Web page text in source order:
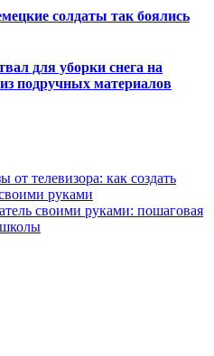
солдаты так боялись
для уборки снега на
подручных материалов
от телевизора: как создать
руками
своими руками: пошаговая